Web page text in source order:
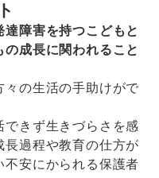
達障害を持つこどもと
成長に関われること
々の生活の手助けがで
きず生きづらさを感
長過程や教育の仕方が
安にかられる保護者